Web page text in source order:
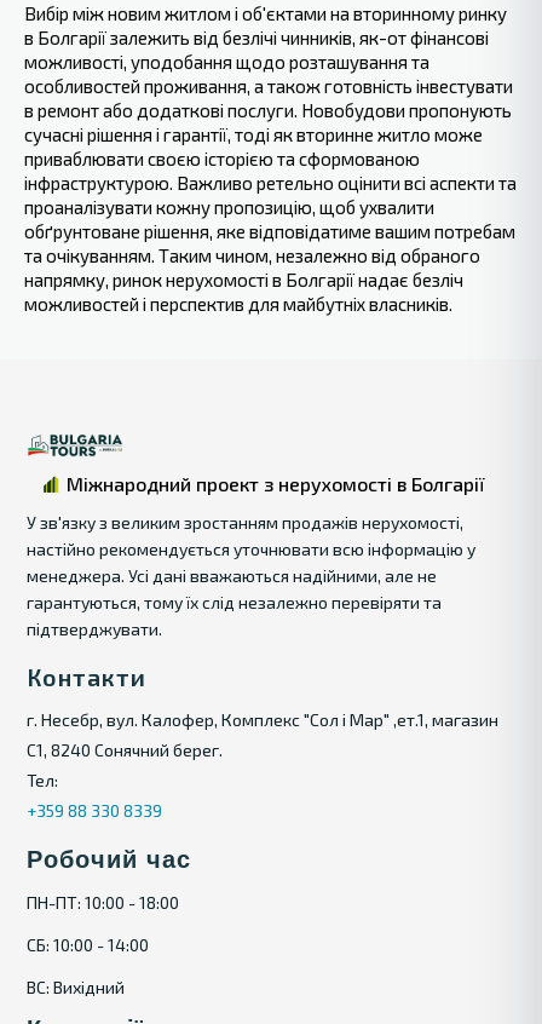
Вибір між новим житлом і об'єктами на вторинному ринку
в Болгарії залежить від безлічі чинників, як-от фінансові
можливості, уподобання щодо розташування та
особливостей проживання, а також готовність інвестувати
в ремонт або додаткові послуги. Новобудови пропонують
сучасні рішення і гарантії, тоді як вторинне житло може
приваблювати своєю історією та сформованою
інфраструктурою. Важливо ретельно оцінити всі аспекти та
проаналізувати кожну пропозицію, щоб ухвалити
обґрунтоване рішення, яке відповідатиме вашим потребам
та очікуванням. Таким чином, незалежно від обраного
напрямку, ринок нерухомості в Болгарії надає безліч
можливостей і перспектив для майбутніх власників.
Міжнародний проект з нерухомості в Болгарії
У зв'язку з великим зростанням продажів нерухомості,
настійно рекомендується уточнювати всю інформацію у
менеджера. Усі дані вважаються надійними, але не
гарантуються, тому їх слід незалежно перевіряти та
підтверджувати.
Контакти
г. Несебр, вул. Калофер, Комплекс "Сол і Мар" ,ет.1, магазин
С1, 8240 Сонячний берег.
Тел:
+359 88 330 8339
Робочий час
ПН-ПТ: 10:00 - 18:00
СБ: 10:00 - 14:00
ВС: Вихідний